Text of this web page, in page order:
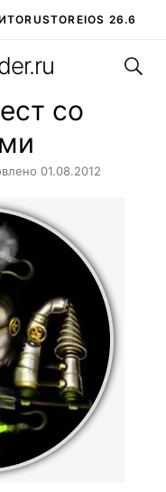
RUSTOREIOS 26.6
В ROBLOX
со
01.08.2012